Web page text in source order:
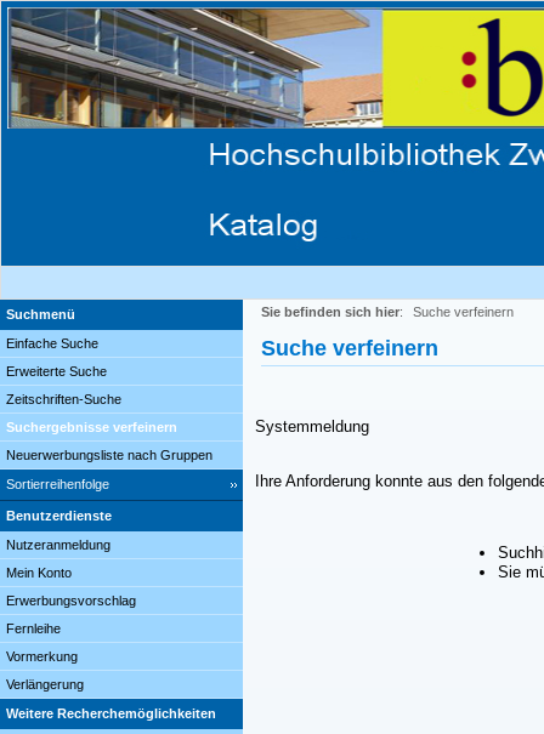
Suchmenü
Einfache Suche
Erweiterte Suche
Zeitschriften-Suche
Suchergebnisse verfeinern
Neuerwerbungsliste nach Gruppen
Sortierreihenfolge
Benutzerdienste
Nutzeranmeldung
Mein Konto
Erwerbungsvorschlag
Fernleihe
Vormerkung
Verlängerung
Weitere Recherchemöglichkeiten
Sie befinden sich hier: Suche verfeinern
Suche verfeinern
Systemmeldung
Ihre Anforderung konnte aus den
Sie